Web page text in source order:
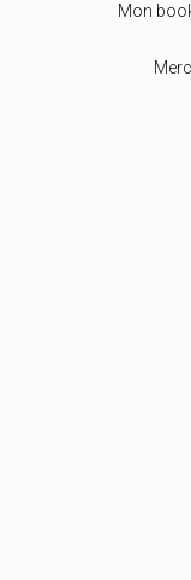
Mon